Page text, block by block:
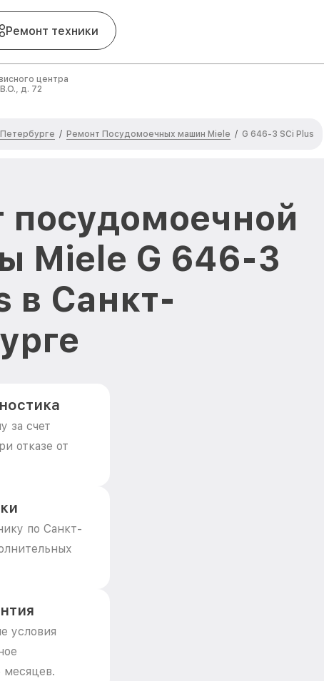
Ремонт техники
центра
д. 72
/ Ремонт Посудомоечных машин Miele / G 646-3 SCi Plus
посудомоечной
Miele G 646-3
в Санкт-
за счет
отказе от
по Санкт-
условия
месяцев.